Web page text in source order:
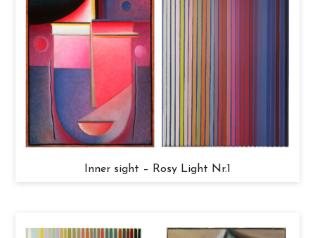
Inner sight – Rosy Light Nr.1